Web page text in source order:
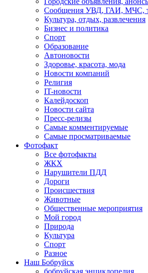
Сообщения УВД, ГАИ, МЧС,
Культура, отдых, развлечения
Бизнес и политика
Спорт
Образование
Автоновости
Здоровье, красота, мода
Новости компаний
Религия
IT-новости
Калейдоскоп
Новости сайта
Пресс-релизы
Самые комментируемые
Самые просматриваемые
Фотофакт
Все фотофакты
ЖКХ
Нарушители ПДД
Дороги
Происшествия
Животные
Общественные мероприятия
Мой город
Природа
Культура
Спорт
Разное
Наш Бобруйск
бобруйская энциклопедия